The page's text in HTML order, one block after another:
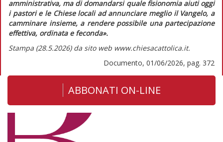
amministrativa, ma di domandarsi quale fisionomia aiuti oggi
i pastori e le Chiese locali ad annunciare meglio il Vangelo, a
camminare insieme, a rendere possibile una partecipazione
effettiva, ordinata e feconda».
Stampa (28.5.2026) da sito web www.chiesacattolica.it.
Documento, 01/06/2026, pag. 372
ABBONATI ON-LINE